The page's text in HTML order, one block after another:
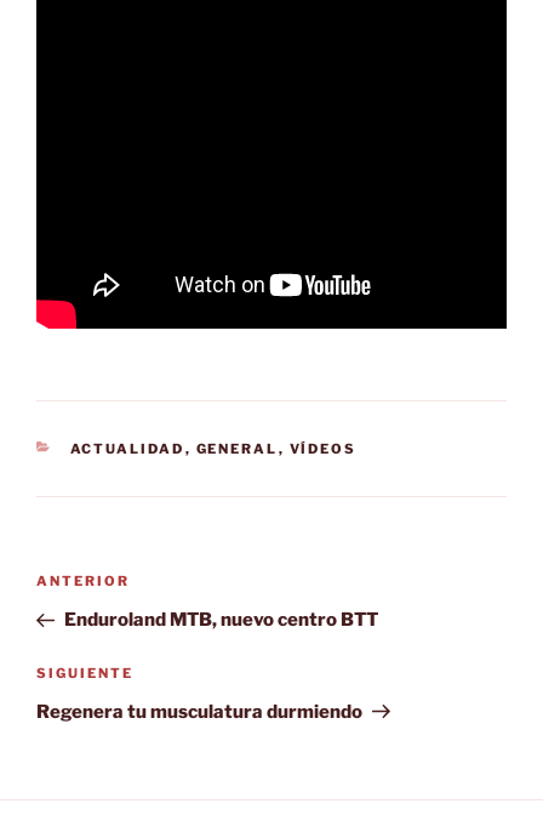
CATEGORÍAS
ACTUALIDAD , GENERAL , VÍDEOS
Navegación
entradas
Entrada
anterior:
ANTERIOR
Enduroland MTB, nuevo centro BTT
Siguiente
entrada
SIGUIENTE
Regenera tu musculatura durmiendo